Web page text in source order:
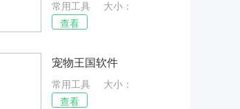
常用工具
大小：
66.83MB
查看
宠物王国软件
常用工具
大小：
73.64MB
查看